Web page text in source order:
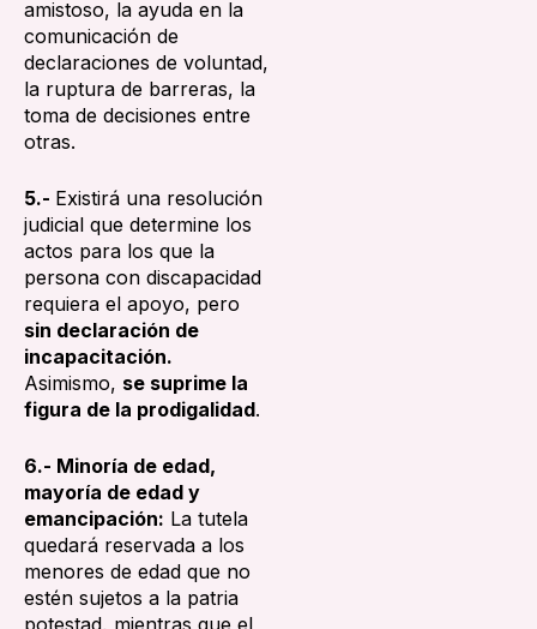
amistoso, la ayuda en la
comunicación de
declaraciones de voluntad,
la ruptura de barreras, la
toma de decisiones entre
otras.
5.- Existirá una resolución
judicial que determine los
actos para los que la
persona con discapacidad
requiera el apoyo, pero
sin declaración de
incapacitación.
Asimismo, se suprime la
figura de la prodigalidad.
6.- Minoría de edad,
mayoría de edad y
emancipación: La tutela
quedará reservada a los
menores de edad que no
estén sujetos a la patria
potestad, mientras que el